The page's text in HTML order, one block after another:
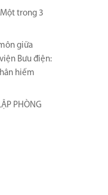
trong 3
giữa
Bưu điện:
hiếm
PHÒNG